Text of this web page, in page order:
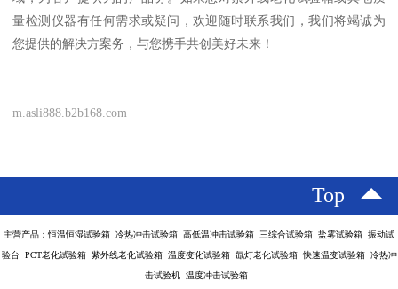
量检测仪器有任何需求或疑问，欢迎随时联系我们，我们将竭诚为
您提供的解决方案务，与您携手共创美好未来！
m.asli888.b2b168.com
Top
主营产品：恒温恒湿试验箱 冷热冲击试验箱 高低温冲击试验箱 三综合试验箱 盐雾试验箱 振动试
验台 PCT老化试验箱 紫外线老化试验箱 温度变化试验箱 氙灯老化试验箱 快速温变试验箱 冷热冲
击试验机 温度冲击试验箱